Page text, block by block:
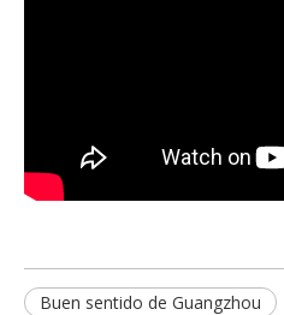
Buen sentido de Guangzhou